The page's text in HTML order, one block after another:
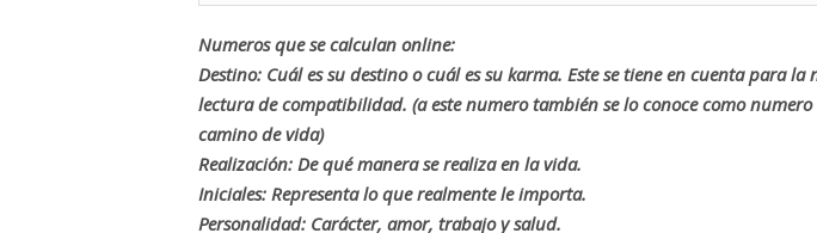
Numeros que se calculan online:
Destino: Cuál es su destino o cuál es su karma. Este se tiene en cuenta para
lectura de compatibilidad. (a este numero también se lo conoce como
camino de vida)
Realización: De qué manera se realiza en la vida.
Iniciales: Representa lo que realmente le importa.
Personalidad: Carácter, amor, trabajo y salud.